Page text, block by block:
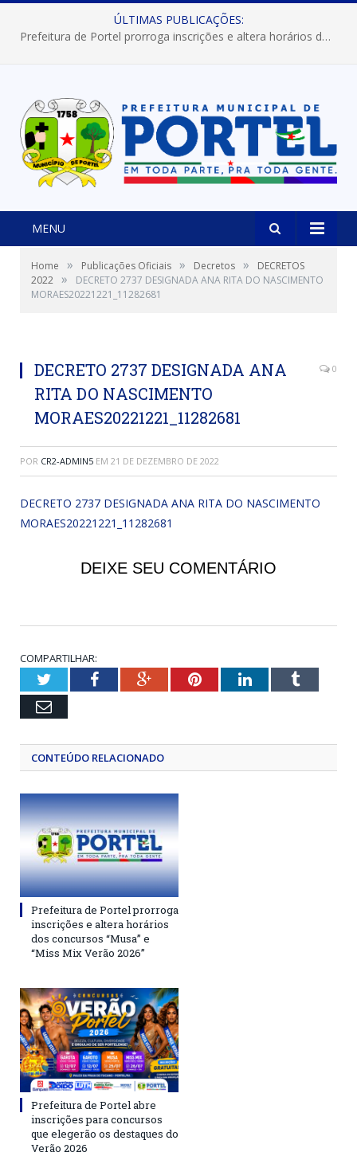
ÚLTIMAS PUBLICAÇÕES:
Prefeitura de Portel prorroga inscrições e altera horários dos concursos “Musa” e “Miss Mix Verão 2026”
MENU
Home » Publicações Oficiais » Decretos »
DECRETOS
2022 »
DECRETO 2737 DESIGNADA ANA RITA DO NASCIMENTO
MORAES20221221_11282681
DECRETO 2737 DESIGNADA ANA
RITA DO NASCIMENTO
MORAES20221221_11282681
0
POR CR2-ADMIN5 EM 21 DE DEZEMBRO DE 2022
DECRETO 2737 DESIGNADA ANA RITA DO NASCIMENTO
MORAES20221221_11282681
DEIXE SEU COMENTÁRIO
COMPARTILHAR:
TwitterFacebookGoogle+PinterestLinkedInTumblr
Email
CONTEÚDO RELACIONADO
Prefeitura de Portel prorroga
inscrições e altera horários
dos concursos “Musa” e
“Miss Mix Verão 2026”
Prefeitura de Portel abre
inscrições para concursos
que elegerão os destaques do
Verão 2026